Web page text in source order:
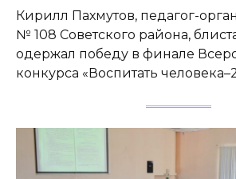
Кирилл Пахмутов, педагог-
№ 108 Советского района,
одержал победу в финале
конкурса «Воспитать